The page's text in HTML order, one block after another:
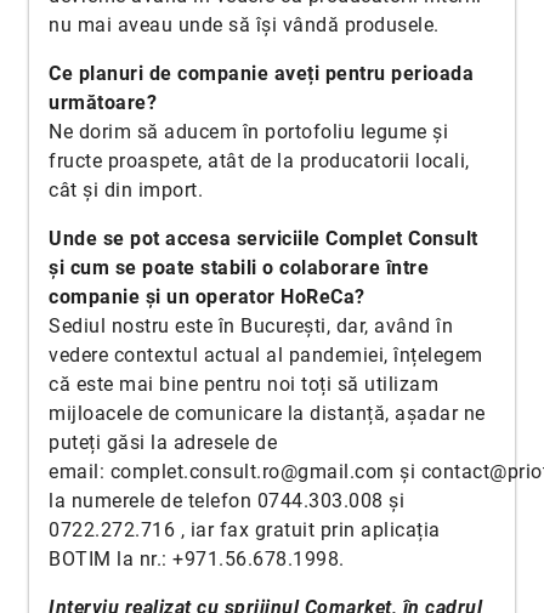
nu mai aveau unde să își vândă produsele.
Ce planuri de companie aveți pentru perioada
următoare?
Ne dorim să aducem în portofoliu legume și
fructe proaspete, atât de la producatorii locali,
cât și din import.
Unde se pot accesa serviciile Complet Consult
și cum se poate stabili o colaborare între
companie și un operator HoReCa?
Sediul nostru este în București, dar, având în
vedere contextul actual al pandemiei, înțelegem
că este mai bine pentru noi toți să utilizam
mijloacele de comunicare la distanță, așadar ne
puteți găsi la adresele de
email: complet.consult.ro@gmail.com și
la numerele de telefon 0744.303.008 și
0722.272.716 , iar fax gratuit prin aplicația
BOTIM la nr.: +971.56.678.1998.
Interviu realizat cu sprijinul Comarket, în cadrul